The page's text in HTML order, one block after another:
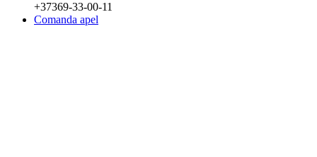
+37369-33-00-11
Comanda apel